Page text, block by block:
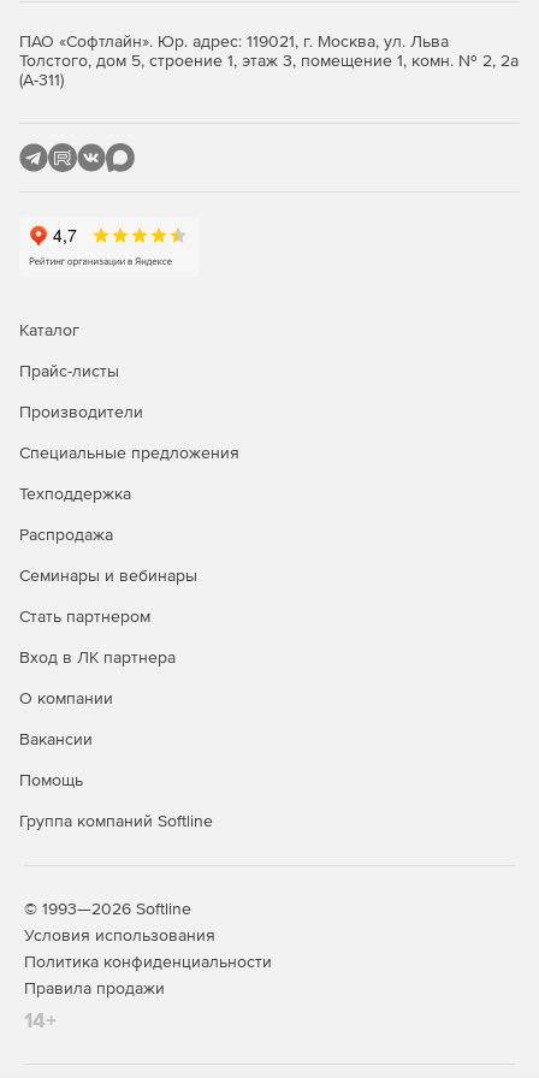
Большое число программ стороннего программного
Как выбрать Astra Linux?
Операционная система Astra Linux Special Edition доступна
Редакция «ОРЕЛ» - обычный уровень защищенности.
Продукт является доступным техническим вариантом для
сетям общего доступа, в образовательных учреждениях,
а также используется для домашнего использования.
обрабатывающих информацию ограниченного доступа, к
информации.
информационных системах персональных данных, а также
в составе значимых объектов КИИ любого класса
(уровня, категории) защищенности. Дополнительно
ПАО «Софтлайн». Юр. адрес: 119021, г. Москва, ул. Льва
Толстого, дом 5, строение 1, этаж 3, помещение 1, комн. № 2, 2а
(А-311)
Каталог
Прайс-листы
Производители
Специальные предложения
Техподдержка
Распродажа
Семинары и вебинары
Стать партнером
Вход в ЛК партнера
О компании
Вакансии
Помощь
Группа компаний Softline
© 1993—2026 Softline
Условия использования
Политика конфиденциальности
Правила продажи
14+